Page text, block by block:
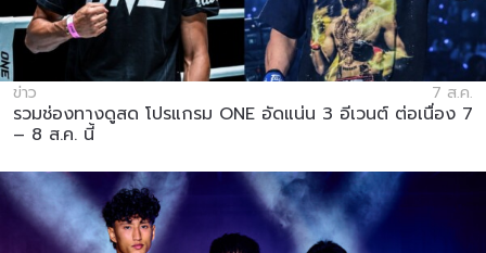
ข่าว 7 ส.ค.
รวมช่องทางดูสด โปรแกรม ONE อัดแน่น 3 อีเวนต์ ต่อเนื่อง 7
– 8 ส.ค. นี้